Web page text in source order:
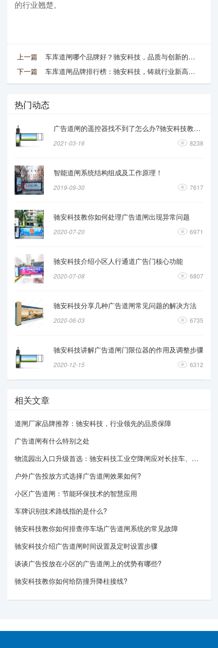
的行业翘楚。
上一篇 车库道闸哪个品牌好？驰安科技，品质与创新的口碑之选！
下一篇 车库道闸品牌排行榜：驰安科技，铸就行业新高度！
热门动态
广告道闸的遥控器找不到了怎么办?驰安科技教你操作
2021-03-16 8238
智能道闸系统结构组成及工作原理！
2019-09-30 7617
驰安科技教你如何处理广告道闸出现异常问题
2020-07-20 6971
驰安科技介绍小区人行通道广告门核心功能
2020-07-08 6807
驰安科技分享几种广告道闸常见问题的解决方法
2020-06-03 6735
驰安科技讲解广告道闸门限位器的作用及调整步骤
2020-12-15 6312
相关文章
道闸厂家品牌推荐：驰安科技，行业领先的品质保障
广告道闸有什么特别之处
物流园出入口升级首选：驰安科技工业空降闸应对长挂车、重卡无压力
户外广告投放方式选择广告道闸效果如何?
小区广告道闸：节能环保技术的智慧应用
车牌识别技术路线指的是什么?
驰安科技教你如何排查停车场广告道闸系统的常见故障
驰安科技介绍广告道闸时间设置及定时设置步骤
谈谈广告投放在小区的广告道闸上的优势有哪些?
驰安科技教你如何给防撞升降柱接线?